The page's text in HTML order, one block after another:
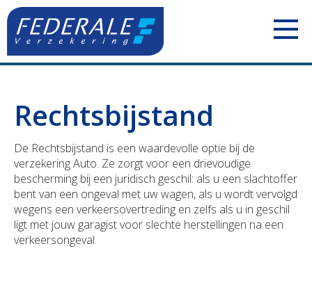
Jouw mobiliteit
Jouw woning
Jouw familie
Jouw pensioen
ZELFSTANDIGEN
Uw voertuigen
Uw aansprakelijkheid
Uw inkomsten
ONDERNEMINGEN
Uw personeel
Uw voertuigen
BOUWSECTOR
Uw personeel
Rechtsbijstand
De Rechtsbijstand is een waardevolle optie bij de
verzekering Auto. Ze zorgt voor een drievoudige
bescherming bij een juridisch geschil: als u een slachtoffer
bent van een ongeval met uw wagen, als u wordt vervolgd
wegens een verkeersovertreding en zelfs als u in geschil
ligt met jouw garagist voor slechte herstellingen na een
verkeersongeval.